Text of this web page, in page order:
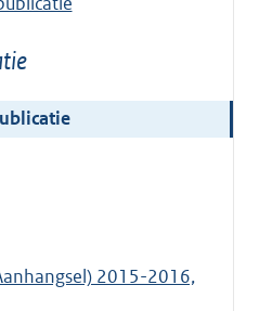
2015-2016,